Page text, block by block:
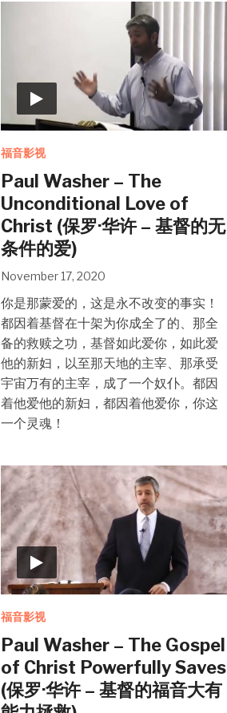
福音影视
Paul Washer – The
Unconditional Love of
Christ (保罗·华许 – 基督的无
条件的爱)
November 17, 2020
你是那蒙爱的，这是永不改变的事实！
都因着基督在十架为你成全了的、那全
备的救赎之功，基督如此爱你，如此爱
他的新妇，以至那天地的主宰、那承受
宇宙万有的主宰，成了一个奴仆。都因
着他爱他的新妇，都因着他爱你，你这
一个灵魂！
福音影视
Paul Washer – The Gospel
of Christ Powerfully Saves
(保罗·华许 – 基督的福音大有